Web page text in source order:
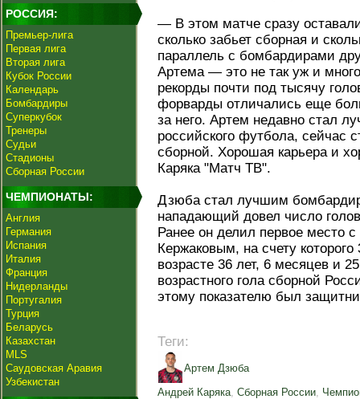
РОССИЯ:
Премьер-лига
Первая лига
Вторая лига
Кубок России
Календарь
Бомбардиры
Суперкубок
Тренеры
Судьи
Стадионы
Сборная России
ЧЕМПИОНАТЫ:
Англия
Германия
Испания
Италия
Франция
Нидерланды
Португалия
Турция
Беларусь
Казахстан
MLS
Саудовская Аравия
Узбекистан
— В этом матче сразу
сколько забьет сборная и
параллель с бомбардирами
Артема — это не так уж и
рекорды почти под тысячу
форварды отличались еще
за него. Артем недавно стал
российского футбола,
сборной. Хорошая карьера и
Каряка "Матч ТВ".
Дзюба стал лучшим
нападающий довел число
Ранее он делил первое место
Кержаковым, на счету
возрасте 36 лет, 6 месяцев и
возрастного гола сборной
этому показателю был
Теги:
Артем Дзюба
Андрей Каряка, Сборная России,